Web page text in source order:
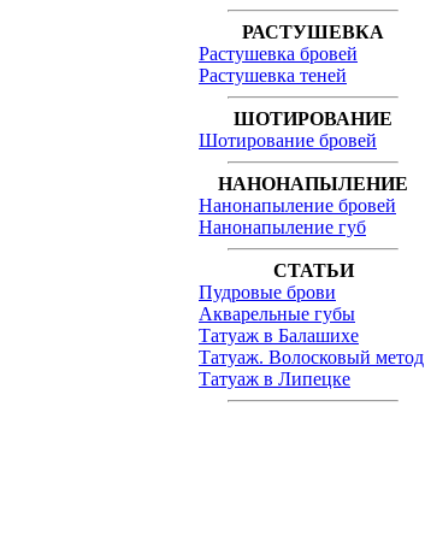
РАСТУШЕВКА
Растушевка бровей
Растушевка теней
ШОТИРОВАНИЕ
Шотирование бровей
НАНОНАПЫЛЕНИЕ
Нанонапыление бровей
Нанонапыление губ
СТАТЬИ
Пудровые брови
Акварельные губы
Татуаж в Балашихе
Татуаж. Волосковый метод
Татуаж в Липецке